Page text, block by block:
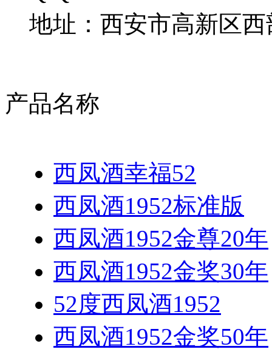
地址：西安市高新区西
产品名称
西凤酒幸福52
西凤酒1952标准版
西凤酒1952金尊20年
西凤酒1952金奖30年
52度西凤酒1952
西凤酒1952金奖50年